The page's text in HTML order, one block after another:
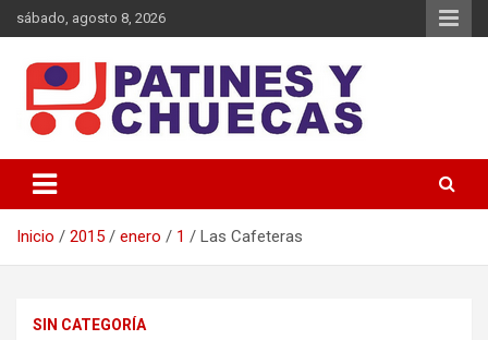
Saltar
al
sábado, agosto 8, 2026
Patines y Chuecas
Inicio 2015 enero 1 Las Cafeteras
SIN CATEGORÍA